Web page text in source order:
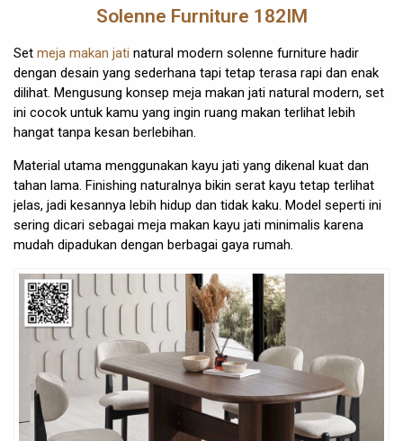
Solenne Furniture 182IM
Set meja makan jati natural modern solenne furniture hadir
dengan desain yang sederhana tapi tetap terasa rapi dan enak
dilihat. Mengusung konsep meja makan jati natural modern, set
ini cocok untuk kamu yang ingin ruang makan terlihat lebih
hangat tanpa kesan berlebihan.
Material utama menggunakan kayu jati yang dikenal kuat dan
tahan lama. Finishing naturalnya bikin serat kayu tetap terlihat
jelas, jadi kesannya lebih hidup dan tidak kaku. Model seperti ini
sering dicari sebagai meja makan kayu jati minimalis karena
mudah dipadukan dengan berbagai gaya rumah.